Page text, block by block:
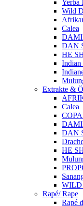
Yerba
Wild
Calea
DAN
HE
Indian
Extrakte &
Calea
DAN
HE
WILD
Rapé/ Rape
Rapé